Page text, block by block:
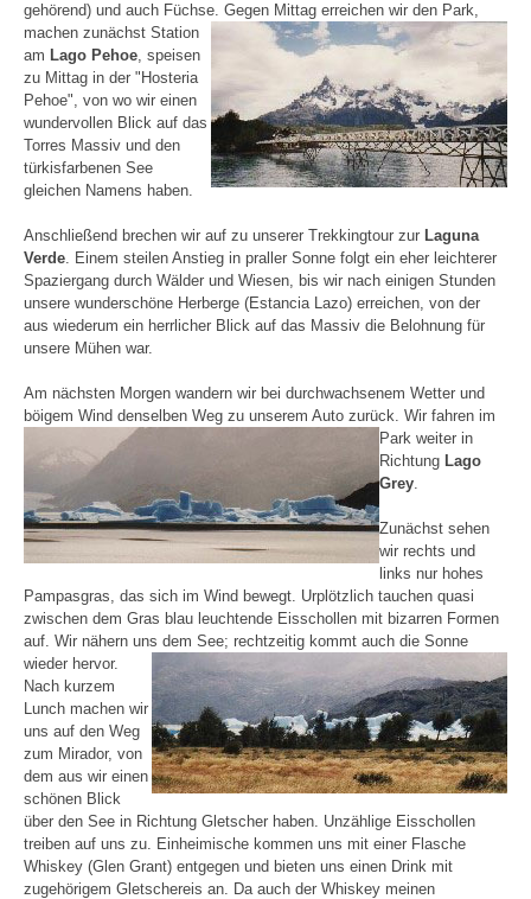
gehörend) und auch Füchse. Gegen Mittag erreichen wir den Park,
machen zunächst Station
am Lago Pehoe , speisen
zu Mittag in der "Hosteria
Pehoe", von wo wir einen
wundervollen Blick auf das
Torres Massiv und den
türkisfarbenen See
gleichen Namens haben.
Anschließend brechen wir auf zu unserer Trekkingtour zur Laguna
Verde . Einem steilen Anstieg in praller Sonne folgt ein eher leichterer
Spaziergang durch Wälder und Wiesen, bis wir nach einigen Stunden
unsere wunderschöne Herberge (Estancia Lazo) erreichen, von der
aus wiederum ein herrlicher Blick auf das Massiv die Belohnung für
unsere Mühen war.
Am nächsten Morgen wandern wir bei durchwachsenem Wetter und
böigem Wind denselben Weg zu unserem Auto zurück. Wir fahren im
Park weiter in
Richtung Lago
Grey
Zunächst sehen
wir rechts und
links nur hohes
Pampasgras, das sich im Wind bewegt. Urplötzlich tauchen quasi
zwischen dem Gras blau leuchtende Eisschollen mit bizarren Formen
auf. Wir nähern uns dem See; rechtzeitig kommt auch die Sonne
wieder hervor.
Nach kurzem
Lunch machen wir
uns auf den Weg
zum Mirador, von
dem aus wir einen
schönen Blick
über den See in Richtung Gletscher haben. Unzählige Eisschollen
treiben auf uns zu. Einheimische kommen uns mit einer Flasche
Whiskey (Glen Grant) entgegen und bieten uns einen Drink mit
zugehörigem Gletschereis an. Da auch der Whiskey meinen